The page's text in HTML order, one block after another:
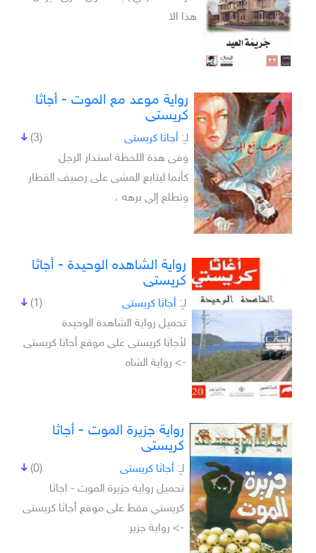
هذا الا
رواية موعد مع الموت - أجاثا
كريستى
(3) لـِ:أجاثا كريستى
وفى هذة اللحظة استدار الرجل
كأنما ليتابع المشى على رصيف القطار
وتطلع إلي برهه ،
رواية الشاهده الوحيدة - أجاثا
كريستى
(1) لـِ: أجاثا كريستى
تحميل رواية الشاهدة الوحيدة
لأجاثا كريستى على موقع أجاثا كريستى
-> رواية الشاه
رواية جزيرة الموت - أجاثا
كريستى
(0) لـِ: أجاثا كريستى
تحميل رواية جزيرة الموت - اجاثا
كريستي فقط على موقع أجاثا كريستى
-> رواية جزير